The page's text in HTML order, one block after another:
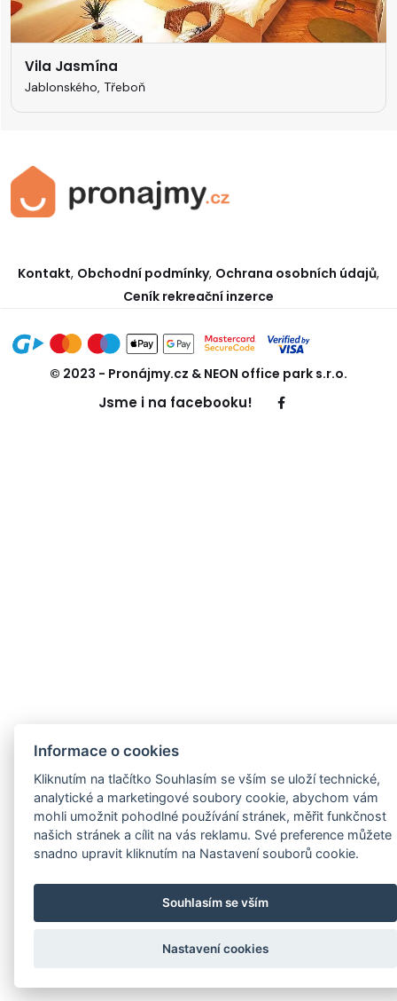
Vila Jasmína
Jablonského, Třeboň
Kontakt, Obchodní podmínky, Ochrana osobních údajů,
Ceník rekreační inzerce
© 2023 - Pronájmy.cz & NEON office park s.r.o.
Jsme i na facebooku!
Informace o cookies
Kliknutím na tlačítko Souhlasím se vším se uloží technické,
analytické a marketingové soubory cookie, abychom vám
mohli umožnit pohodlné používání stránek, měřit funkčnost
našich stránek a cílit na vás reklamu. Své preference můžete
snadno upravit kliknutím na Nastavení souborů cookie.
Souhlasím se vším
Nastavení cookies